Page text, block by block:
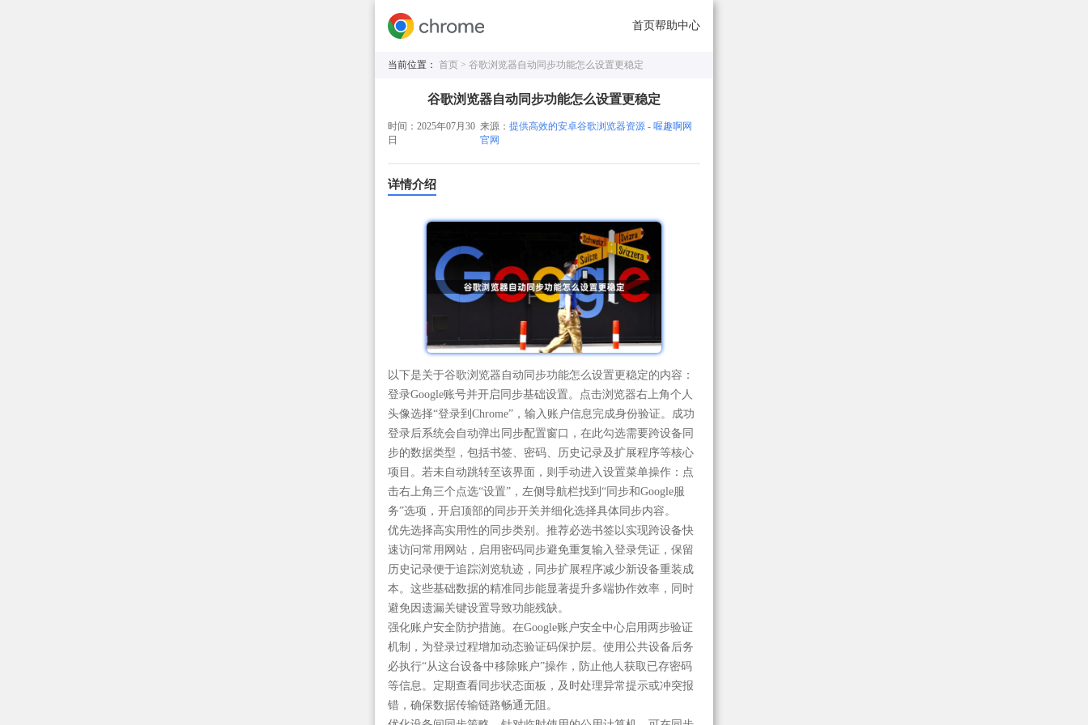
首页帮助中心
当前位置： 首页 > 谷歌浏览器自动同步功能怎么设置更稳定
谷歌浏览器自动同步功能怎么设置更稳定
时间：2025年07月30
日
来源：提供高效的安卓谷歌浏览器资源 - 喔趣啊网
官网
详情介绍
以下是关于谷歌浏览器自动同步功能怎么设置更稳定的内容：
登录Google账号并开启同步基础设置。点击浏览器右上角个人
头像选择“登录到Chrome”，输入账户信息完成身份验证。成功
登录后系统会自动弹出同步配置窗口，在此勾选需要跨设备同
步的数据类型，包括书签、密码、历史记录及扩展程序等核心
项目。若未自动跳转至该界面，则手动进入设置菜单操作：点
击右上角三个点选“设置”，左侧导航栏找到“同步和Google服
务”选项，开启顶部的同步开关并细化选择具体同步内容。
优先选择高实用性的同步类别。推荐必选书签以实现跨设备快
速访问常用网站，启用密码同步避免重复输入登录凭证，保留
历史记录便于追踪浏览轨迹，同步扩展程序减少新设备重装成
本。这些基础数据的精准同步能显著提升多端协作效率，同时
避免因遗漏关键设置导致功能残缺。
强化账户安全防护措施。在Google账户安全中心启用两步验证
机制，为登录过程增加动态验证码保护层。使用公共设备后务
必执行“从这台设备中移除账户”操作，防止他人获取已存密码
等信息。定期查看同步状态面板，及时处理异常提示或冲突报
错，确保数据传输链路畅通无阻。